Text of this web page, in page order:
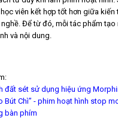
viên kết hợp tốt hơn giữa
Để từ đó, mỗi tác phẩm
và nội dung.
đất sét sử dụng hiệu ứng
Bút Chì” - phim hoạt hình stop
bàn phím